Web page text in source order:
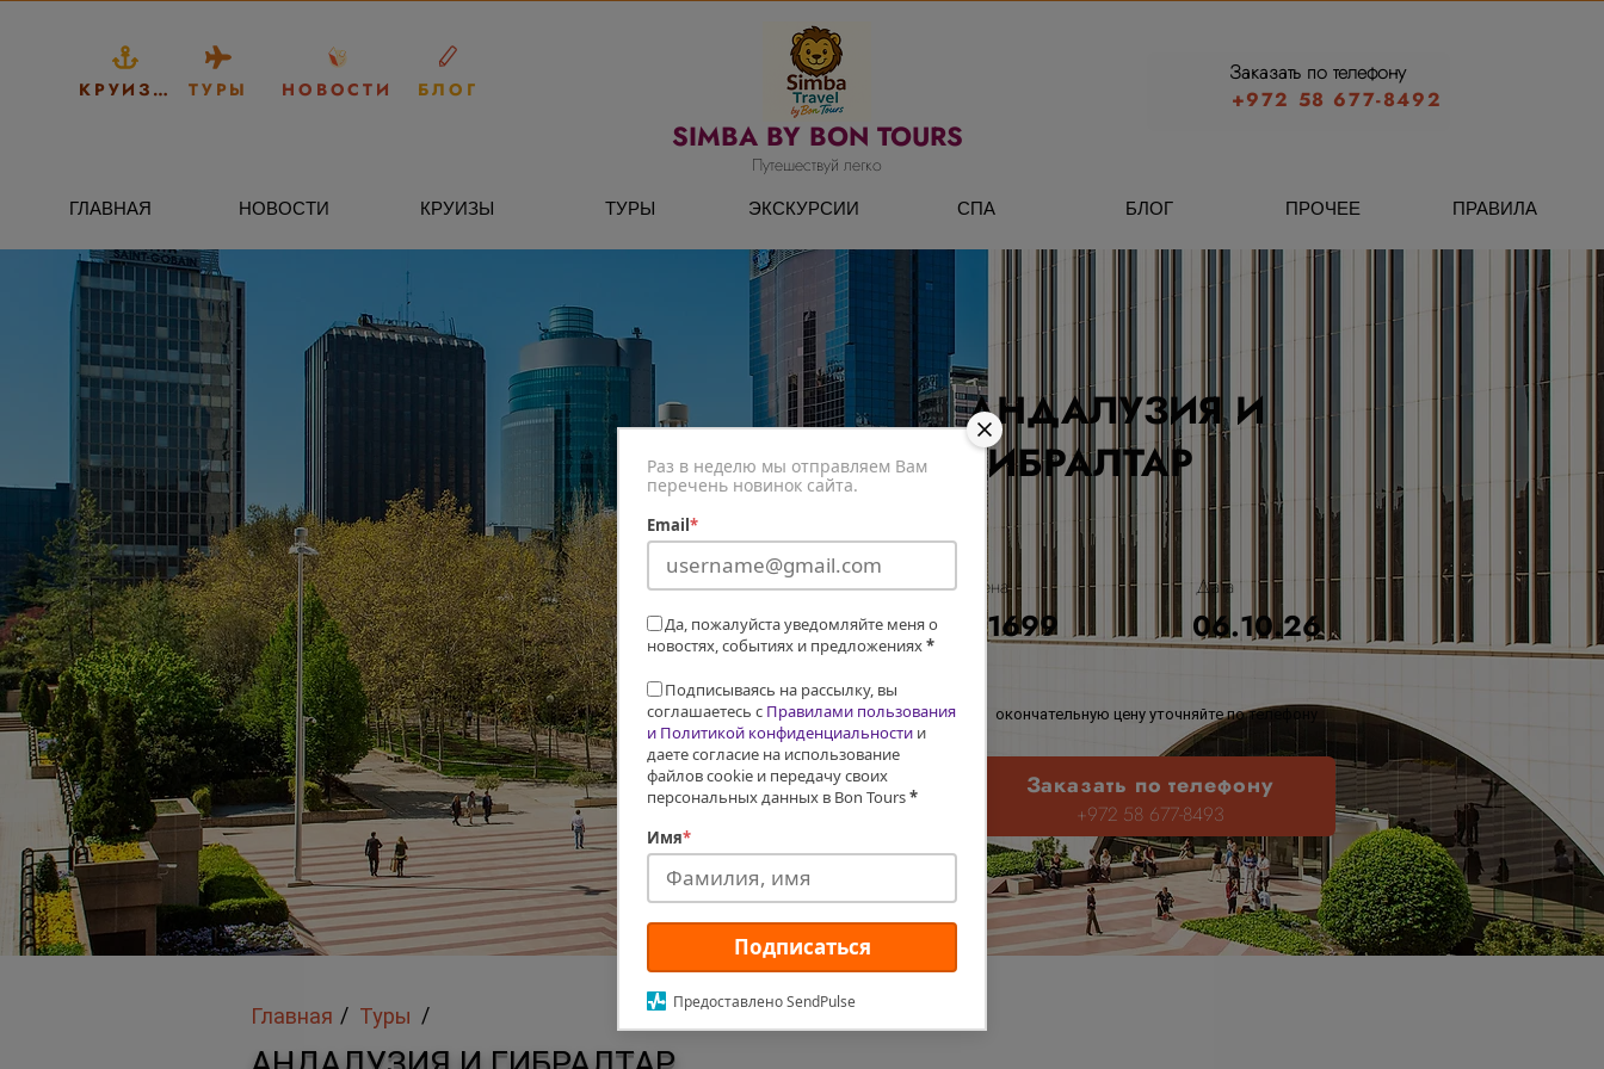
Раз в неделю мы отправляем Вам
перечень новинок сайта.
Email *
Да, пожалуйста уведомляйте меня о
новостях, событиях и предложениях*
Подписываясь на рассылку, вы
соглашаетесь с Правилами пользования
и Политикой конфиденциальности и
даете согласие на использование
файлов cookie и передачу своих
персональных данных в Bon Tours*
Имя*
Подписаться
Предоставлено SendPulse
КРУИЗЫ ТУРЫ НОВОСТИ БЛОГ
Путешествуй легко
SIMBA BY BON TOURS
+972 58 677-8492
Заказать по телефону
ГЛАВНАЯ НОВОСТИ КРУИЗЫ ТУРЫ ЭКСКУРСИИ СПА БЛОГ ПРОЧЕЕ ПРАВИЛА
АНДАЛУЗИЯ И
ГИБРАЛТАР
Цена
€1699
Дата
06.10.26
окончательную цену уточняйте по телефону
Заказать по телефону
+972 58 677-8493
Главная / Туры /